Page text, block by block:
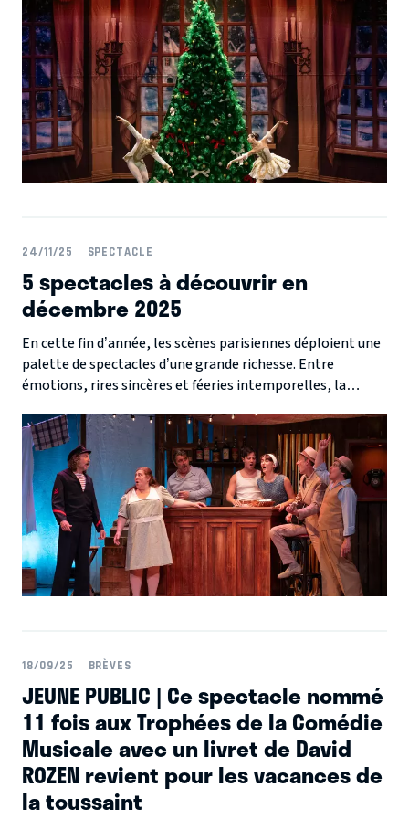
idéale pour s'imerger dans l'ambiance de Noël.
24/11/25 SPECTACLE
5 spectacles à découvrir en
décembre 2025
En cette fin d’année, les scènes parisiennes déploient une
palette de spectacles d’une grande richesse. Entre
émotions, rires sincères et féeries intemporelles, la
public une saison où chaque soir réserve une nouvelle
découverte !
18/09/25 BRÈVES
JEUNE PUBLIC | Ce spectacle nommé
11 fois aux Trophées de la Comédie
Musicale avec un livret de David
ROZEN revient pour les vacances de
la toussaint